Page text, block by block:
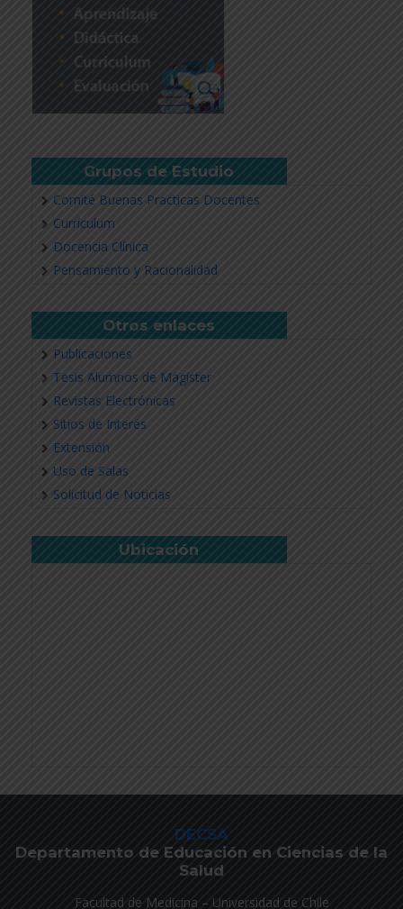
Grupos de Estudio
Comité Buenas Practicas Docentes
Currículum
Docencia Clínica
Pensamiento y Racionalidad
Otros enlaces
Publicaciones
Tesis Alumnos de Magíster
Revistas Electrónicas
Sitios de Interés
Extensión
Uso de Salas
Solicitud de Noticias
Ubicación
DECSA
Departamento de Educación en Ciencias de la
Salud
Facultad de Medicina – Universidad de Chile